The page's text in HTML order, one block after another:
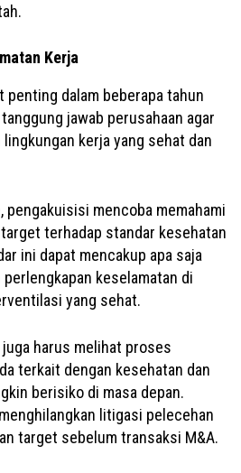
Kerja
penting dalam beberapa tahun
jawab perusahaan agar
kerja yang sehat dan
pengakuisisi mencoba memahami
terhadap standar kesehatan
ini dapat mencakup apa saja
keselamatan di
yang sehat.
harus melihat proses
terkait dengan kesehatan dan
berisiko di masa depan.
litigasi pelecehan
target sebelum transaksi M&A.